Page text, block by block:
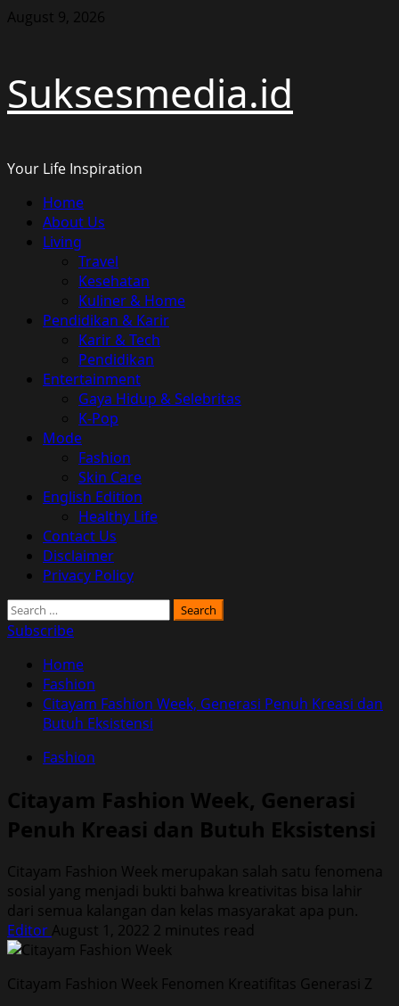
Skip
August 9, 2026
Suksesmedia.id
Your Life Inspiration
Primary
Menu
Home
About Us
Living
Travel
Kesehatan
Kuliner & Home
Pendidikan & Karir
Karir & Tech
Pendidikan
Entertainment
Gaya Hidup & Selebritas
K-Pop
Mode
Fashion
Skin Care
English Edition
Healthy Life
Contact Us
Disclaimer
Privacy Policy
Search
for:
Subscribe
Home
Fashion
Citayam Fashion Week, Generasi Penuh Kreasi dan
Butuh Eksistensi
Fashion
Citayam Fashion Week, Generasi
Penuh Kreasi dan Butuh Eksistensi
Citayam Fashion Week merupakan salah satu fenomena
sosial yang menjadi bukti bahwa kreativitas bisa lahir
dari semua kalangan dan kelas masyarakat apa pun.
Editor August 1, 2022 2 minutes read
Citayam Fashion Week Fenomen Kreatifitas Generasi Z